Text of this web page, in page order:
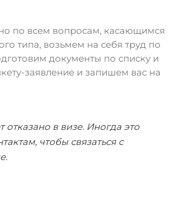
по всем вопросам, касающимся
типа, возьмем на себя труд по
документы по списку и
заявление и запишем вас на
отказано в визе. Иногда это
чтобы связаться с